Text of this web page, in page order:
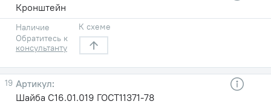
Кронштейн
Наличие
Обратитесь к
консультанту
К схеме
19
Шайба С16.01.019 ГОСТ11371-78